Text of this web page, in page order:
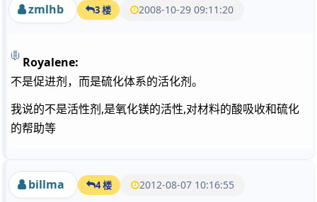
zmlhb 3 楼 2008-10-29 09:11:20
Royalene:
不是促进剂，而是硫化体系的活化剂。
我说的不是活性剂,是氧化镁的活性,对材料的酸吸收和硫化
的帮助等
billma 4 楼 2012-08-07 10:16:55